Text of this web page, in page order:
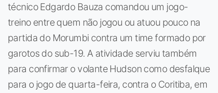
técnico Edgardo Bauza comandou um jogo-
treino entre quem não jogou ou atuou pouco na
partida do Morumbi contra um time formado por
garotos do sub-19. A atividade serviu também
para confirmar o volante Hudson como desfalque
para o jogo de quarta-feira, contra o Coritiba, em